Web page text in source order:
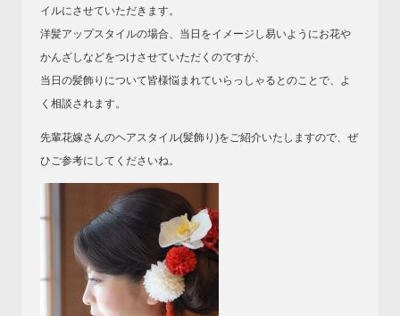
イルにさせていただきます。
洋髪アップスタイルの場合、当日をイメージし易いようにお花や
かんざしなどをつけさせていただくのですが、
当日の髪飾りについて皆様悩まれていらっしゃるとのことで、よ
く相談されます。
先輩花嫁さんのヘアスタイル(髪飾り)をご紹介いたしますので、ぜ
ひご参考にしてくださいね。